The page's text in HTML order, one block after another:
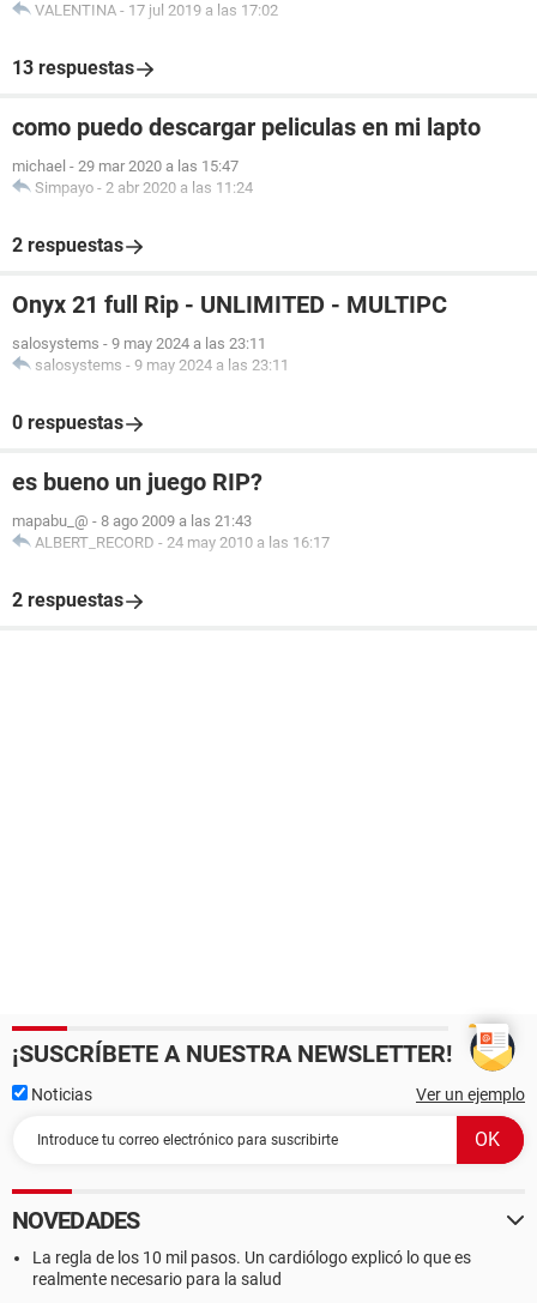
VALENTINA - 17 jul 2019 a las 17:02
13 respuestas
como puedo descargar peliculas en mi lapto
michael - 29 mar 2020 a las 15:47
Simpayo - 2 abr 2020 a las 11:24
2 respuestas
Onyx 21 full Rip - UNLIMITED - MULTIPC
salosystems - 9 may 2024 a las 23:11
salosystems - 9 may 2024 a las 23:11
0 respuestas
es bueno un juego RIP?
mapabu_@ - 8 ago 2009 a las 21:43
ALBERT_RECORD - 24 may 2010 a las 16:17
2 respuestas
¡SUSCRÍBETE A NUESTRA NEWSLETTER!
Noticias Ver un ejemplo
NOVEDADES
La regla de los 10 mil pasos. Un cardiólogo explicó lo que es
realmente necesario para la salud